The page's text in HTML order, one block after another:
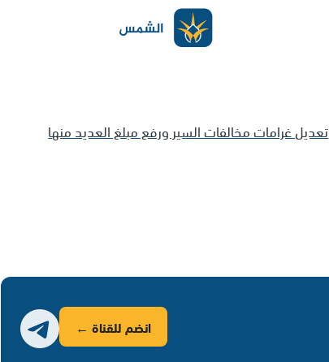
تعديل غرامات مخالفات السير ورفع مبلغ العديد منها
انضم للقناة ←